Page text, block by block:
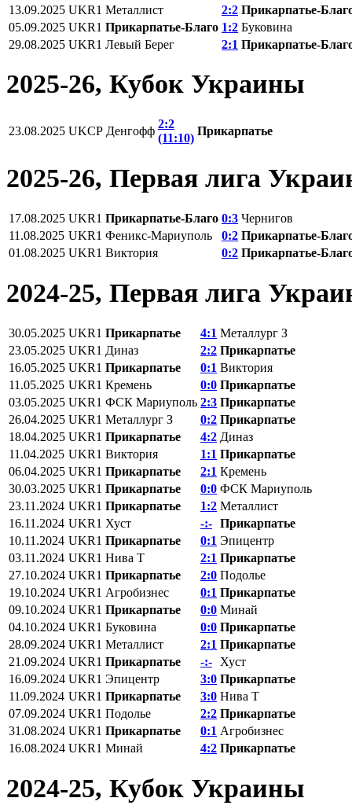
13.09.2025 UKR1 Металлист 2:2 Прикарпатье-
05.09.2025 UKR1 Прикарпатье-Благо 1:2 Буковина
29.08.2025 UKR1 Левый Берег 2:1 Прикарпатье-
2025-26, Кубок Украины
23.08.2025 UKCP Денгофф
2:2
(11:10)
Прикарпатье
2025-26, Первая лига
17.08.2025 UKR1 Прикарпатье-Благо 0:3 Чернигов
11.08.2025 UKR1 Феникс-Мариуполь 0:2 Прикарпатье-
01.08.2025 UKR1 Виктория 0:2 Прикарпатье-
2024-25, Первая лига
30.05.2025 UKR1 Прикарпатье 4:1 Металлург З
23.05.2025 UKR1 Диназ 2:2 Прикарпатье
16.05.2025 UKR1 Прикарпатье 0:1 Виктория
11.05.2025 UKR1 Кремень 0:0 Прикарпатье
03.05.2025 UKR1 ФСК Мариуполь 2:3 Прикарпатье
26.04.2025 UKR1 Металлург З 0:2 Прикарпатье
18.04.2025 UKR1 Прикарпатье 4:2 Диназ
11.04.2025 UKR1 Виктория 1:1 Прикарпатье
06.04.2025 UKR1 Прикарпатье 2:1 Кремень
30.03.2025 UKR1 Прикарпатье 0:0 ФСК Мариуполь
23.11.2024 UKR1 Прикарпатье 1:2 Металлист
16.11.2024 UKR1 Хуст -:- Прикарпатье
10.11.2024 UKR1 Прикарпатье 0:1 Эпицентр
03.11.2024 UKR1 Нива Т 2:1 Прикарпатье
27.10.2024 UKR1 Прикарпатье 2:0 Подолье
19.10.2024 UKR1 Агробизнес 0:1 Прикарпатье
09.10.2024 UKR1 Прикарпатье 0:0 Минай
04.10.2024 UKR1 Буковина 0:0 Прикарпатье
28.09.2024 UKR1 Металлист 2:1 Прикарпатье
21.09.2024 UKR1 Прикарпатье -:-
Хуст
16.09.2024 UKR1 Эпицентр 3:0 Прикарпатье
11.09.2024 UKR1 Прикарпатье 3:0 Нива Т
07.09.2024 UKR1 Подолье 2:2 Прикарпатье
31.08.2024 UKR1 Прикарпатье 0:1 Агробизнес
16.08.2024 UKR1 Минай 4:2 Прикарпатье
2024-25, Кубок Украины